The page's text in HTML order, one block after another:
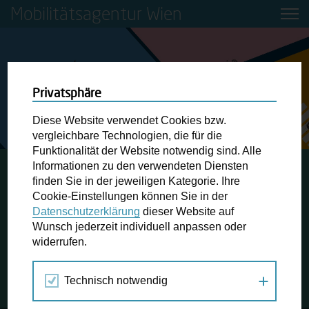
Mobilitätsagentur Wien
STARTSEITE JAHRESRÜCKBLICK 2021
EUROPÄISCHE
MOBILITÄTSWOCHE 2021
Europäische Mobilitätswoche 2021
Privatsphäre
Diese Website verwendet Cookies bzw.
vergleichbare Technologien, die für die
Funktionalität der Website notwendig sind. Alle
Informationen zu den verwendeten Diensten
finden Sie in der jeweiligen Kategorie. Ihre
Cookie-Einstellungen können Sie in der
Datenschutzerklärung dieser Website auf
Wunsch jederzeit individuell anpassen oder
widerrufen.
Technisch notwendig